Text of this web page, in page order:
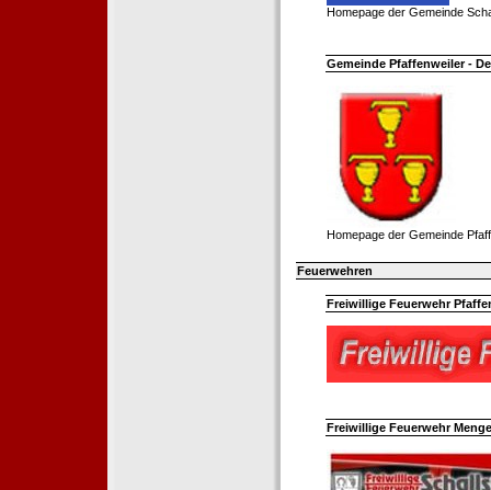
Homepage der Gemeinde
Gemeinde Pfaffenweiler -
Homepage der Gemeinde
Feuerwehren
Freiwillige Feuerwehr
Freiwillige Feuerwehr